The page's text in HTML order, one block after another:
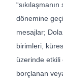
dönemine
mesajlar;
birimleri,
üzerinde etkili
borçlanan